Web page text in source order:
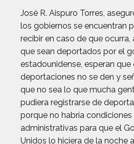
José R. Aispuro Torres,
los gobiernos se encuentran
recibir en caso de que ocurra,
que sean deportados por el
estadounidense, esperan que
deportaciones no se den y
que no sea lo que mucha
pudiera registrarse de
porque no habría condiciones
administrativas para que el
Unidos lo hiciera de la noche